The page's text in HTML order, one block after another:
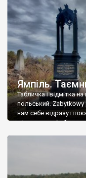
Ямпіль.
Табличка і відмітка
польський. Zabytkowy
нам себе відразу і
віднести до